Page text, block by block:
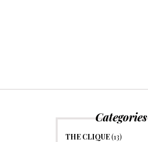
Categories
THE CLIQUE(13)